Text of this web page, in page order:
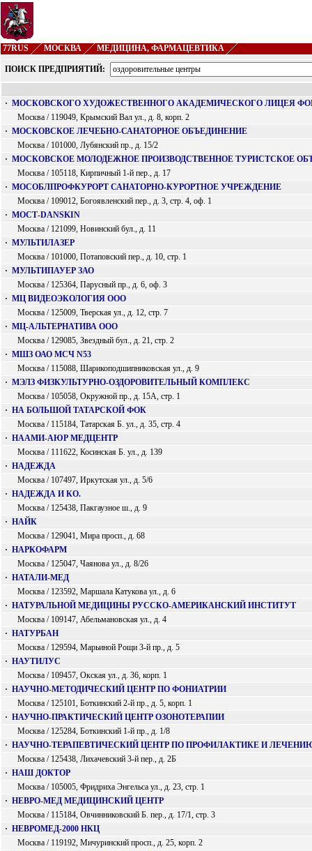
77RUS МОСКВА МЕДИЦИНА, ФАРМАЦЕВТИКА
ПОИСК ПРЕДПРИЯТИЙ:
· МОСКОВСКОГО ХУДОЖЕСТВЕННОГО АКАДЕМИЧЕСКОГО ЛИЦЕЯ
Москва / 119049, Крымский Вал ул., д. 8, корп. 2
· МОСКОВСКОЕ ЛЕЧЕБНО-САНАТОРНОЕ ОБЪЕДИНЕНИЕ
Москва / 101000, Лубянский пр., д. 15/2
· МОСКОВСКОЕ МОЛОДЕЖНОЕ ПРОИЗВОДСТВЕННОЕ ТУРИСТСКОЕ
Москва / 105118, Кирпичный 1-й пер., д. 17
· МОСОБЛПРОФКУРОРТ САНАТОРНО-КУРОРТНОЕ УЧРЕЖДЕНИЕ
Москва / 109012, Богоявленский пер., д. 3, стр. 4, оф. 1
· МОСТ-DANSKIN
Москва / 121099, Новинский бул., д. 11
· МУЛЬТИЛАЗЕР
Москва / 101000, Потаповский пер., д. 10, стр. 1
· МУЛЬТИПАУЕР ЗАО
Москва / 125364, Парусный пр., д. 6, оф. 3
· МЦ ВИДЕОЭКОЛОГИЯ ООО
Москва / 125009, Тверская ул., д. 12, стр. 7
· МЦ-АЛЬТЕРНАТИВА ООО
Москва / 129085, Звездный бул., д. 21, стр. 2
· МШЗ ОАО МСЧ N53
Москва / 115088, Шарикоподшипниковская ул., д. 9
· МЭЛЗ ФИЗКУЛЬТУРНО-ОЗДОРОВИТЕЛЬНЫЙ КОМПЛЕКС
Москва / 105058, Окружной пр., д. 15А, стр. 1
· НА БОЛЬШОЙ ТАТАРСКОЙ ФОК
Москва / 115184, Татарская Б. ул., д. 35, стр. 4
· НААМИ-АЮР МЕДЦЕНТР
Москва / 111622, Косинская Б. ул., д. 139
· НАДЕЖДА
Москва / 107497, Иркутская ул., д. 5/6
· НАДЕЖДА И КО.
Москва / 125438, Пакгаузное ш., д. 9
· НАЙК
Москва / 129041, Мира просп., д. 68
· НАРКОФАРМ
Москва / 125047, Чаянова ул., д. 8/26
· НАТАЛИ-МЕД
Москва / 123592, Маршала Катукова ул., д. 6
· НАТУРАЛЬНОЙ МЕДИЦИНЫ РУССКО-АМЕРИКАНСКИЙ ИНСТИТУТ
Москва / 109147, Абельмановская ул., д. 4
· НАТУРБАН
Москва / 129594, Марьиной Рощи 3-й пр., д. 5
· НАУТИЛУС
Москва / 109457, Окская ул., д. 36, корп. 1
· НАУЧНО-МЕТОДИЧЕСКИЙ ЦЕНТР ПО ФОНИАТРИИ
Москва / 125101, Боткинский 2-й пр., д. 5, корп. 1
· НАУЧНО-ПРАКТИЧЕСКИЙ ЦЕНТР ОЗОНОТЕРАПИИ
Москва / 125284, Боткинский 1-й пр., д. 1/8
· НАУЧНО-ТЕРАПЕВТИЧЕСКИЙ ЦЕНТР ПО ПРОФИЛАКТИКЕ И
Москва / 125438, Лихачевский 3-й пер., д. 2Б
· НАШ ДОКТОР
Москва / 105005, Фридриха Энгельса ул., д. 23, стр. 1
· НЕВРО-МЕД МЕДИЦИНСКИЙ ЦЕНТР
Москва / 115184, Овчинниковский Б. пер., д. 17/1, стр. 3
· НЕВРОМЕД-2000 НКЦ
Москва / 119192, Мичуринский просп., д. 25, корп. 2